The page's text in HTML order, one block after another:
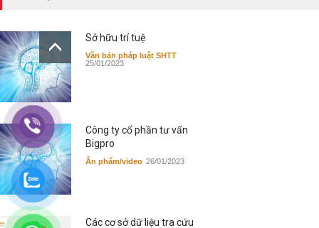
Sở hữu trí tuệ
Văn bản pháp luật SHTT
25/01/2023
Công ty cổ phần tư vấn
Bigpro
Ấn phẩm/video 26/01/2023
Các cơ sở dữ liệu tra cứu